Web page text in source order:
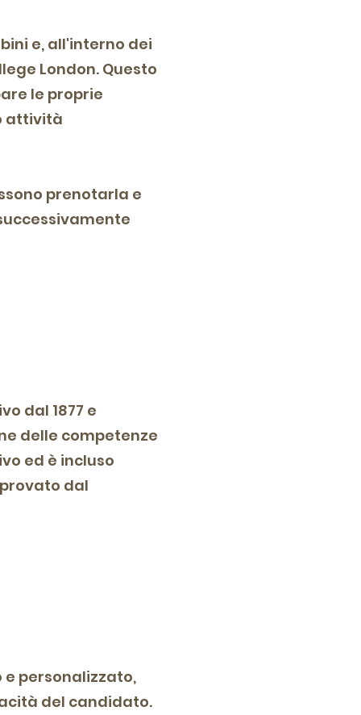
e, all'interno dei
London. Questo
le proprie
attività
prenotarla e
dal 1877 e
delle competenze
ed è incluso
dal
e personalizzato,
del candidato.